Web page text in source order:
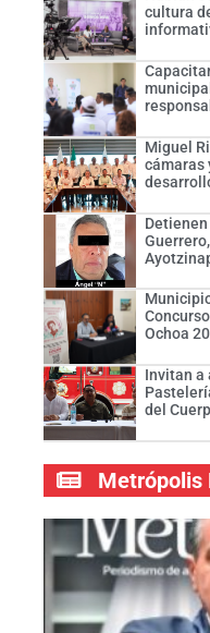
cultura
Miguel
cámaras
Detienen
Ochoa
Invitan a
del
Metrópolis